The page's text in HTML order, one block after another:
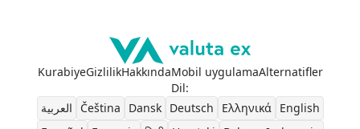
KurabiyeGizlilikHakkındaMobil uygulamaAlternatifler
Dil:
العربية
Čeština Dansk Deutsch Ελληνικά
English